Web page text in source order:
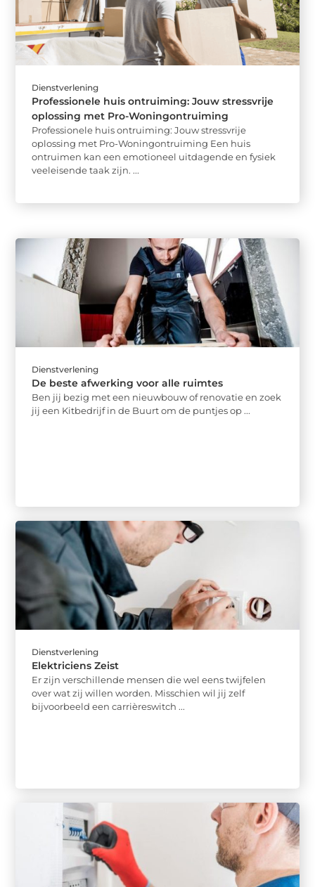
Dienstverlening
Professionele huis ontruiming: Jouw stressvrije
oplossing met Pro-Woningontruiming
Professionele huis ontruiming: Jouw stressvrije
oplossing met Pro-Woningontruiming Een huis
ontruimen kan een emotioneel uitdagende en fysiek
veeleisende taak zijn. ...
Dienstverlening
De beste afwerking voor alle ruimtes
Ben jij bezig met een nieuwbouw of renovatie en zoek
jij een Kitbedrijf in de Buurt om de puntjes op ...
Dienstverlening
Elektriciens Zeist
Er zijn verschillende mensen die wel eens twijfelen
over wat zij willen worden. Misschien wil jij zelf
bijvoorbeeld een carrièreswitch ...